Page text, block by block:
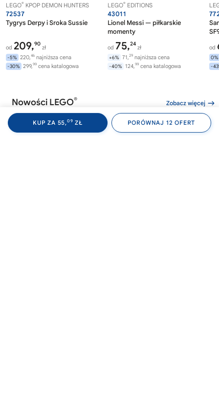
KUP ZA 55,09 ZŁ PORÓWNAJ 12 OFERT
LEGO® KPOP DEMON HUNTERS
72537
Tygrys Derpy i Sroka Sussie
od 209,90
zł
-5% 220,46 najniższa cena
-30% 299,99 cena katalogowa
LEGO® EDITIONS
43011
Lionel Messi — piłkarskie
momenty
od 75,24
zł
+6% 71,29 najniższa cena
-40% 124,99 cena katalogowa
od
0%
-
Nowości LEGO® Zobacz więcej